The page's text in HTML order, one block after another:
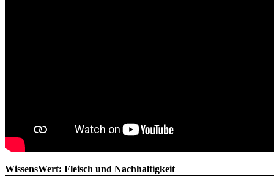
WissensWert: Fleisch und Nachhaltigkeit